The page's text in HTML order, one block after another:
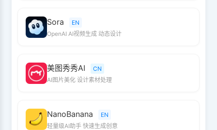
Sora
EN
OpenAI AI视频生成 动态设计
美图秀秀AI
CN
AI图片美化 设计素材处理
NanoBanana
EN
轻量级AI助手 快速生成创意